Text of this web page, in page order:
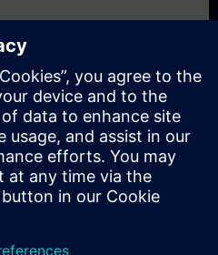
opplæring
ønsker et tilbud på et
virtuelt eller på vårt SITRAIN-
passer for større grupper (6
har oppgitt kontaktinformasjon
fra oss.